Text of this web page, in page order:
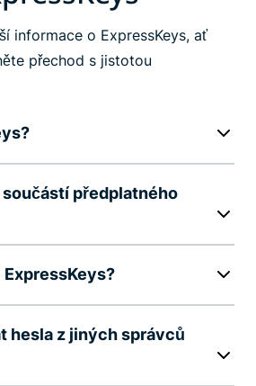
informace o ExpressKeys, ať
přechod s jistotou
předplatného
hesla z jiných správců